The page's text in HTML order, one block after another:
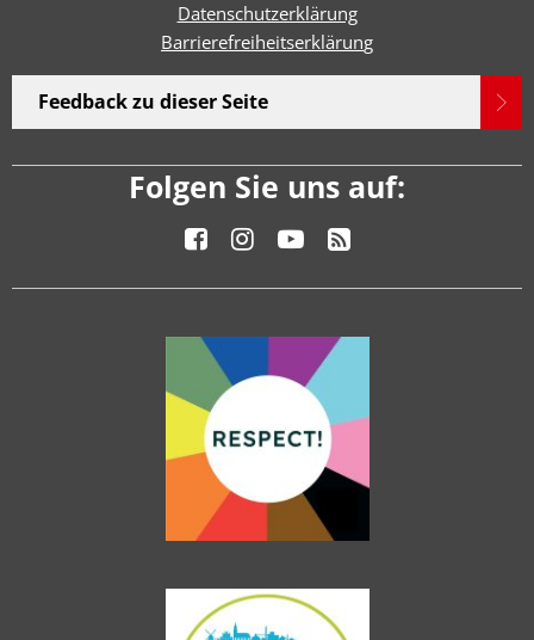
Datenschutzerklärung
Barrierefreiheitserklärung
Feedback zu dieser Seite
Folgen Sie uns auf: